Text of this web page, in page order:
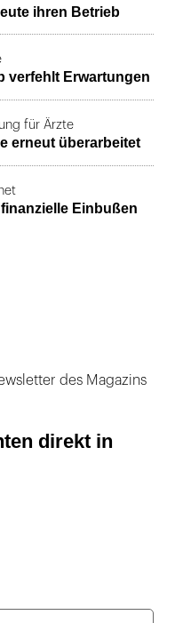
ihren Betrieb
verfehlt Erwartungen
für Ärzte
erneut überarbeitet
Einbußen
des Magazins
direkt in